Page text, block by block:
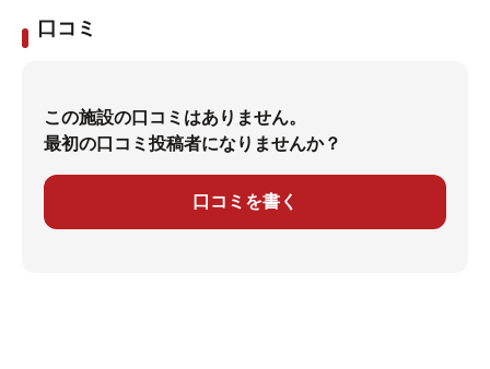
口コミ
この施設の口コミはありません。
最初の口コミ投稿者になりませんか？
口コミを書く